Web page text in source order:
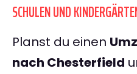
SCHULEN UND
Planst du einen
nach Chesterfield